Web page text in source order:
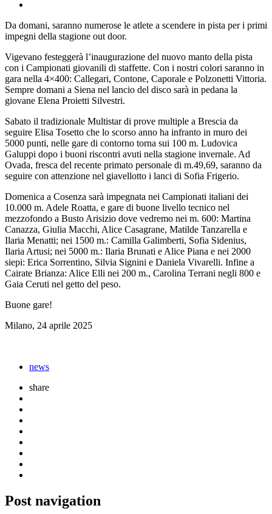
Da domani, saranno numerose le atlete a scendere in pista per i primi
impegni della stagione out door.
Vigevano festeggerà l’inaugurazione del nuovo manto della pista
con i Campionati giovanili di staffette. Con i nostri colori saranno in
gara nella 4×400: Callegari, Contone, Caporale e Polzonetti Vittoria.
Sempre domani a Siena nel lancio del disco sarà in pedana la
giovane Elena Proietti Silvestri.
Sabato il tradizionale Multistar di prove multiple a Brescia da
seguire Elisa Tosetto che lo scorso anno ha infranto in muro dei
5000 punti, nelle gare di contorno torna sui 100 m. Ludovica
Galuppi dopo i buoni riscontri avuti nella stagione invernale. Ad
Ovada, fresca del recente primato personale di m.49,69, saranno da
seguire con attenzione nel giavellotto i lanci di Sofia Frigerio.
Domenica a Cosenza sarà impegnata nei Campionati italiani dei
10.000 m. Adele Roatta, e gare di buone livello tecnico nel
mezzofondo a Busto Arisizio dove vedremo nei m. 600: Martina
Canazza, Giulia Macchi, Alice Casagrane, Matilde Tanzarella e
Ilaria Menatti; nei 1500 m.: Camilla Galimberti, Sofia Sidenius,
Ilaria Artusi; nei 5000 m.: Ilaria Brunati e Alice Piana e nei 2000
siepi: Erica Sorrentino, Silvia Signini e Daniela Vivarelli. Infine a
Cairate Brianza: Alice Elli nei 200 m., Carolina Terrani negli 800 e
Gaia Ceruti nel getto del peso.
Buone gare!
Milano, 24 aprile 2025
news
share
Post navigation